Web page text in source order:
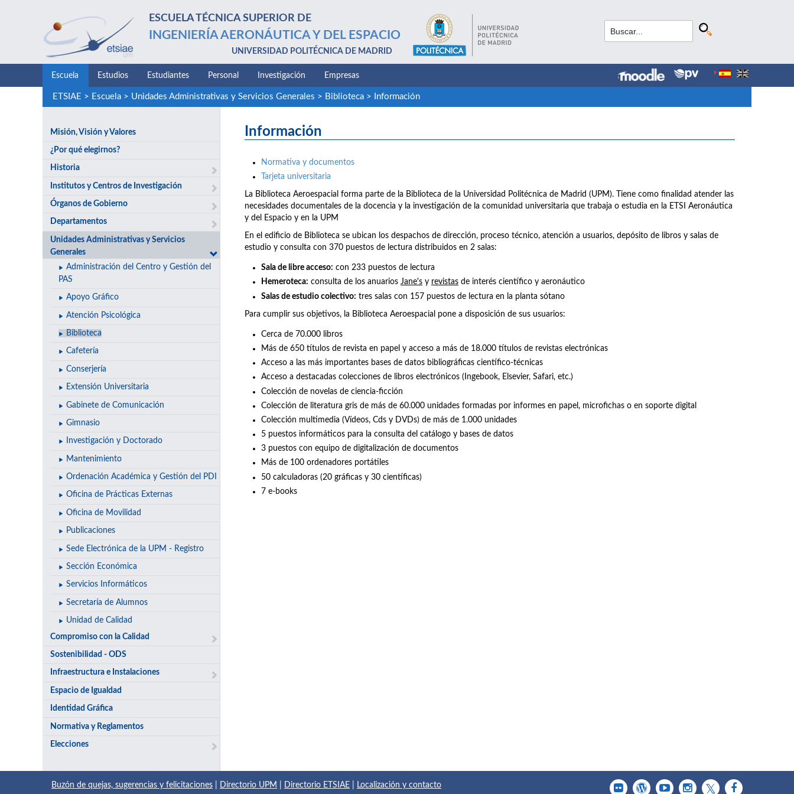
ESCUELA TÉCNICA SUPERIOR DE
INGENIERÍA AERONÁUTICA Y DEL ESPACIO
UNIVERSIDAD POLITÉCNICA DE MADRID
Escuela Estudios Estudiantes Personal Investigación Empresas
ETSIAE > Escuela> Unidades Administrativas y Servicios Generales > Biblioteca> Información
Misión, Visión y Valores
¿Por qué elegirnos?
Historia
Institutos y Centros de Investigación
Órganos de Gobierno
Departamentos
Unidades Administrativas y Servicios
Generales
Administración del Centro y Gestión del
PAS
Apoyo Gráfico
Atención Psicológica
Biblioteca
Cafetería
Conserjería
Extensión Universitaria
Gabinete de Comunicación
Gimnasio
Investigación y Doctorado
Mantenimiento
Ordenación Académica y Gestión del PDI
Oficina de Prácticas Externas
Oficina de Movilidad
Publicaciones
Sede Electrónica de la UPM - Registro
Sección Económica
Servicios Informáticos
Secretaría de Alumnos
Unidad de Calidad
Compromiso con la Calidad
Sostenibilidad - ODS
Infraestructura e Instalaciones
Espacio de Igualdad
Identidad Gráfica
Normativa y Reglamentos
Elecciones
Información
Normativa y documentos
Tarjeta universitaria
La Biblioteca Aeroespacial forma parte de la Biblioteca de la Universidad Politécnica de Madrid (UPM). Tiene como finalidad atender las
necesidades documentales de la docencia y la investigación de la comunidad universitaria que trabaja o estudia en la ETSI Aeronáutica
y del Espacio y en la UPM
En el edificio de Biblioteca se ubican los despachos de dirección, proceso técnico, atención a usuarios, depósito de libros y salas de
estudio y consulta con 370 puestos de lectura distribuidos en 2 salas:
Sala de libre acceso: con 233 puestos de lectura
Hemeroteca: consulta de los anuarios Jane's y revistas de interés científico y aeronáutico
Salas de estudio colectivo: tres salas con 157 puestos de lectura en la planta sótano
Para cumplir sus objetivos, la Biblioteca Aeroespacial pone a disposición de sus usuarios:
Cerca de 70.000 libros
Más de 650 títulos de revista en papel y acceso a más de 18.000 títulos de revistas electrónicas
Acceso a las más importantes bases de datos bibliográficas científico-técnicas
Acceso a destacadas colecciones de libros electrónicos (Ingebook, Elsevier, Safari, etc.)
Colección de novelas de ciencia-ficción
Colección de literatura gris de más de 60.000 unidades formadas por informes en papel, microfichas o en soporte digital
Colección multimedia (Vídeos, Cds y DVDs) de más de 1.000 unidades
5 puestos informáticos para la consulta del catálogo y bases de datos
3 puestos con equipo de digitalización de documentos
Más de 100 ordenadores portátiles
50 calculadoras (20 gráficas y 30 científicas)
7 e-books
Buzón de quejas, sugerencias y felicitaciones Directorio UPM Directorio ETSIAE Localización y contacto